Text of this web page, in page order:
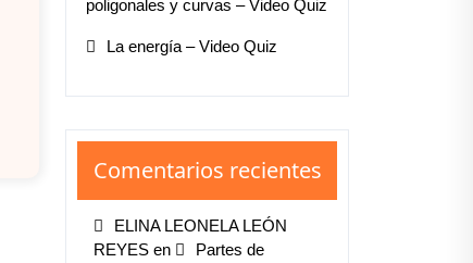
poligonales y curvas – Video Quiz
La energía – Video Quiz
Comentarios recientes
ELINA LEONELA LEÓN
REYES en
Partes de